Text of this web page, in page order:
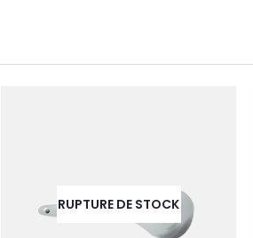
RUPTURE DE STOCK